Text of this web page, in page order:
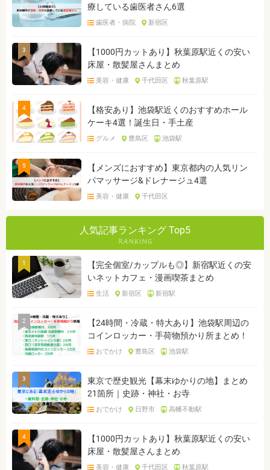
療している歯医者さん6選
歯医者・病院 新宿区
3
【1000円カットあり】秋葉原駅近くの安い
床屋・散髪屋さんまとめ
美容・健康 千代田区 秋葉原駅
4
【格安あり】池袋駅近くのおすすめホール
ケーキ4選！誕生日・手土産
グルメ 豊島区 池袋駅
5
【メンズにおすすめ】東京都内の人気リン
パマッサージ&ドレナージュ4選
美容・健康 千代田区
人気記事ランキング Top5
1
【完全個室/カップルも◎】新宿駅近くの安
いネットカフェ・漫画喫茶まとめ
生活 新宿区 新宿駅
2
【24時間・冷蔵・特大あり】池袋駅周辺の
コインロッカー・手荷物預かり所まとめ！
おでかけ 豊島区 池袋駅
3
東京で歴史観光【幕末ゆかりの地】まとめ
21箇所｜史跡・神社・お寺
おでかけ 日野市 高幡不動駅
4
【1000円カットあり】秋葉原駅近くの安い
床屋・散髪屋さんまとめ
美容・健康 千代田区 秋葉原駅